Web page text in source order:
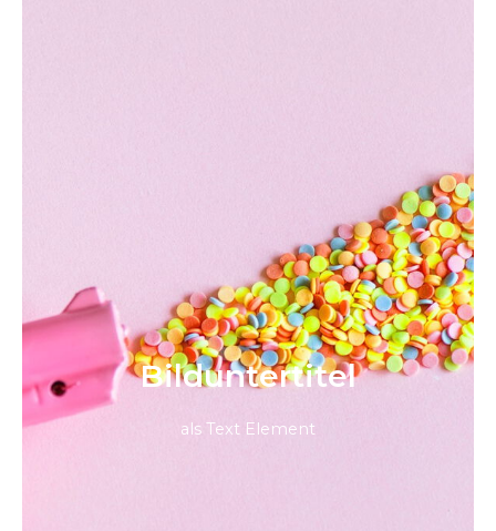
Bild­unter­titel
als Text Element